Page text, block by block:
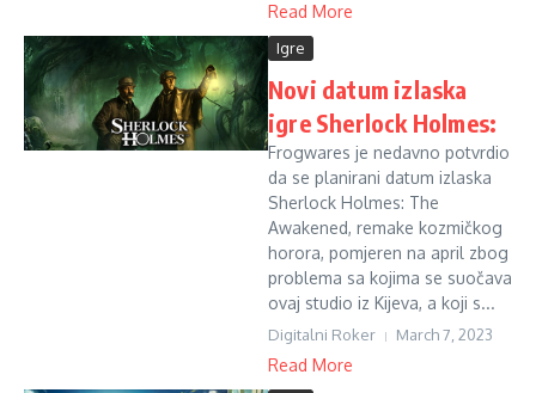
Read More
Igre
Novi datum izlaska
igre Sherlock Holmes:
Frogwares je nedavno potvrdio
da se planirani datum izlaska
Sherlock Holmes: The
Awakened, remake kozmičkog
horora, pomjeren na april zbog
problema sa kojima se suočava
ovaj studio iz Kijeva, a koji s...
Digitalni Roker March 7, 2023
Read More